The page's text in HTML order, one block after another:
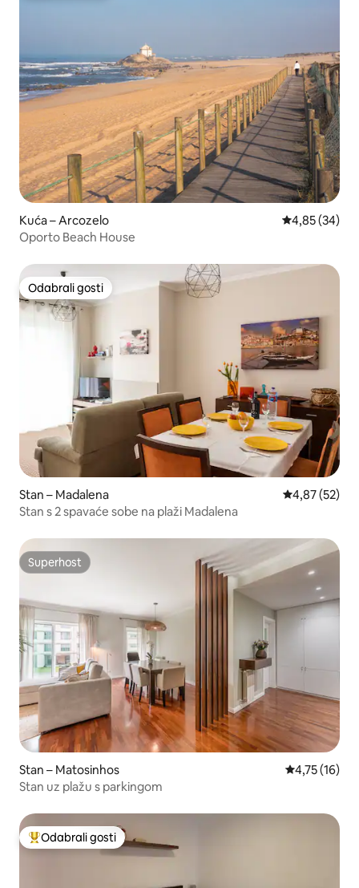
Kuća – Arcozelo Prosječna
4,85 (34)
Oporto Beach House
Odabrali gosti
Odabrali gosti
Stan – Madalena Prosječna
4,87 (52)
Stan s 2 spavaće sobe na plaži Madalena
Superhost
Superhost
Stan – Matosinhos Prosječna
4,75 (16)
Stan uz plažu s parkingom
Među najviše rangiranima s oznakom „Odabrali gosti”
Odabrali gosti